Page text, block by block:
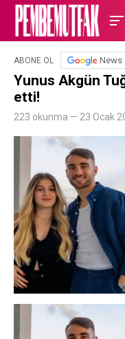
ABONE OL News
Yunus Akgün
etti!
223 okunma — 23 Ocak